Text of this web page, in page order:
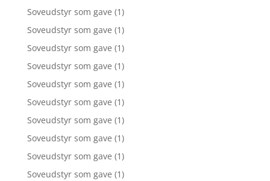
Soveudstyr som gave (1)
Soveudstyr som gave (1)
Soveudstyr som gave (1)
Soveudstyr som gave (1)
Soveudstyr som gave (1)
Soveudstyr som gave (1)
Soveudstyr som gave (1)
Soveudstyr som gave (1)
Soveudstyr som gave (1)
Soveudstyr som gave (1)